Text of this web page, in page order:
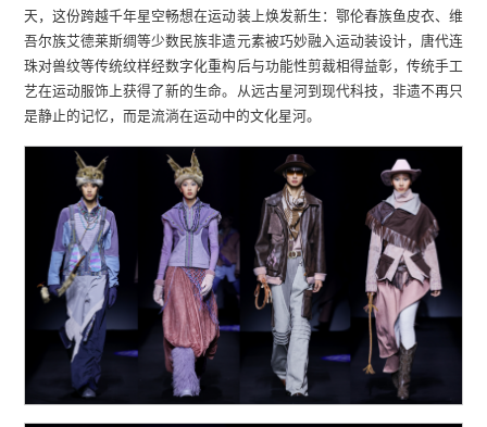
天，这份跨越千年星空畅想在运动装上焕发新生：鄂伦春族鱼皮衣、维
吾尔族艾德莱斯绸等少数民族非遗元素被巧妙融入运动装设计，唐代连
珠对兽纹等传统纹样经数字化重构后与功能性剪裁相得益彰，传统手工
艺在运动服饰上获得了新的生命。从远古星河到现代科技，非遗不再只
是静止的记忆，而是流淌在运动中的文化星河。